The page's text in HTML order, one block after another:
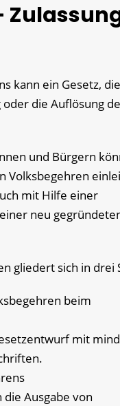
kann ein Gesetz, die
die Auflösung
und Bürgern
Volksbegehren
mit Hilfe einer
neu
gliedert sich in drei
beim
mit
Ausgabe von